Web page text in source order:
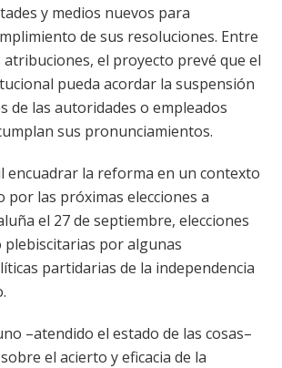
y medios nuevos para
de sus resoluciones. Entre
atribuciones, el proyecto prevé que el
pueda acordar la suspensión
de las autoridades o empleados
sus pronunciamientos.
encuadrar la reforma en un contexto
por las próximas elecciones a
el 27 de septiembre, elecciones
plebiscitarias por algunas
partidarias de la independencia
–atendido el estado de las cosas–
el acierto y eficacia de la